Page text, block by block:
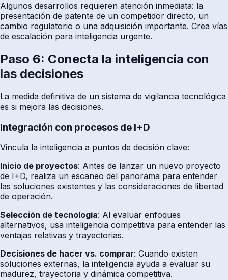
Algunos desarrollos requieren atención inmediata: la
presentación de patente de un competidor directo, un
cambio regulatorio o una adquisición importante. Crea vías
de escalación para inteligencia urgente.
Paso 6: Conecta la inteligencia con
las decisiones
La medida definitiva de un sistema de vigilancia tecnológica
es si mejora las decisiones.
Integración con procesos de I+D
Vincula la inteligencia a puntos de decisión clave:
Inicio de proyectos: Antes de lanzar un nuevo proyecto
de I+D, realiza un escaneo del panorama para entender
las soluciones existentes y las consideraciones de libertad
de operación.
Selección de tecnología: Al evaluar enfoques
alternativos, usa inteligencia competitiva para entender las
ventajas relativas y trayectorias.
Decisiones de hacer vs. comprar: Cuando existen
soluciones externas, la inteligencia ayuda a evaluar su
madurez, trayectoria y dinámica competitiva.